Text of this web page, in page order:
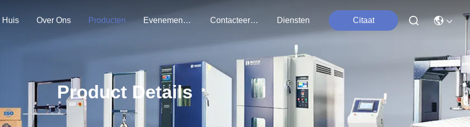
Huis Over Ons Producten Evenementen Contacteer Ons Diensten Citaat
Product Details